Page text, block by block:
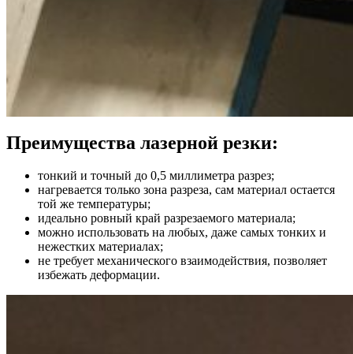
Преимущества лазерной резки:
тонкий и точный до 0,5 миллиметра разрез;
нагревается только зона разреза, сам материал остается
той же температуры;
идеально ровный край разрезаемого материала;
можно использовать на любых, даже самых тонких и
нежестких материалах;
не требует механического взаимодействия, позволяет
избежать деформации.